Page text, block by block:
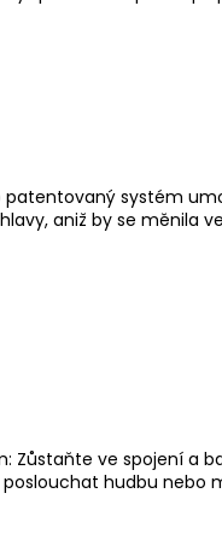
patentovaný systém
aniž by se měnila
Zůstaňte ve spojení
hudbu nebo